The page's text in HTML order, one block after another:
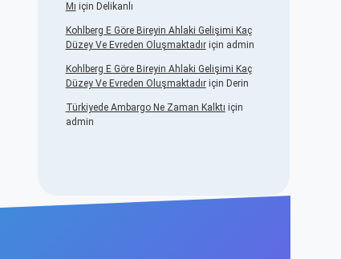
Mı için Delikanlı
Kohlberg E Göre Bireyin Ahlaki Gelişimi Kaç
Düzey Ve Evreden Oluşmaktadıriçin admin
Kohlberg E Göre Bireyin Ahlaki Gelişimi Kaç
Düzey Ve Evreden Oluşmaktadıriçin Derin
Türkiyede Ambargo Ne Zaman Kalktı için
admin